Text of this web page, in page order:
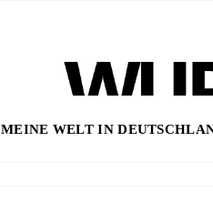
MEINE WELT IN